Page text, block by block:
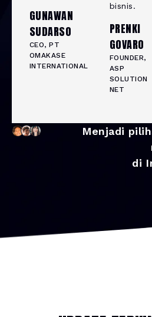
GUNAWAN
SUDARSO
CEO, PT
OMAKASE
INTERNATIONAL
bisnis.
PRENKI
GOVARO
FOUNDER,
ASP
SOLUTION
NET
Menjadi
di